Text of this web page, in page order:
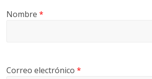
Nombre*
Correo electrónico*